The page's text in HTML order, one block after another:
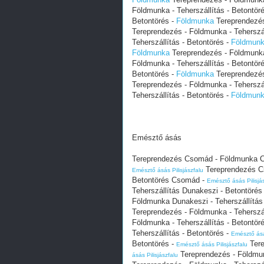
Földmunka - Teherszállítás -
Betontörés - Földmunka
Tereprendezés - Földmunka -
Teherszállítás - Betontörés -
FöldmunkaTereprendezés -
Földmunka - Teherszállítás -
Betontörés - Földmunka
Tereprendezés - Földmunka -
Teherszállítás - Betontörés -
Emésztő ásás
Tereprendezés Csomád - Földmunka
Emésztő ásás Pilisjászfalu Tereprendezés
Betontörés Csomád - Emésztő ásás
Teherszállítás Dunakeszi -
Földmunka Dunakeszi -
Tereprendezés - Földmunka -
Földmunka - Teherszállítás -
Teherszállítás - Betontörés - Emésztő
Betontörés - Emésztő ásás Pilisjászfalu
ásás Pilisjászfalu Tereprendezés -